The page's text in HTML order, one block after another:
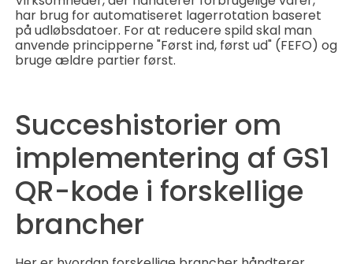
har brug for automatiseret lagerrotation baseret
på udløbsdatoer. For at reducere spild skal man
anvende principperne "Først ind, først ud" (FEFO) og
bruge ældre partier først.
Succeshistorier om
implementering af GS1
QR-kode i forskellige
brancher